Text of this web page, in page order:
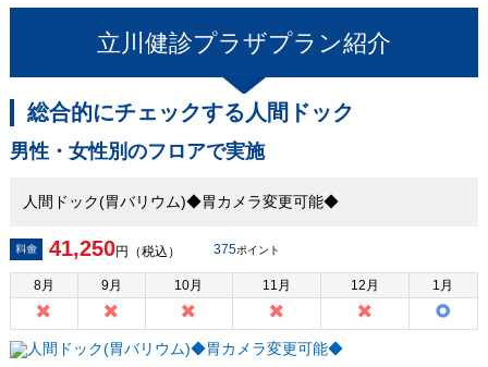
立川健診プラザプラン紹介
総合的にチェックする人間ドック
男性・女性別のフロアで実施
人間ドック(胃バリウム)◆胃カメラ変更可能◆
41,250円（税込） 375ポイント
8月 9 月 10月 11 月 12 月 1 月